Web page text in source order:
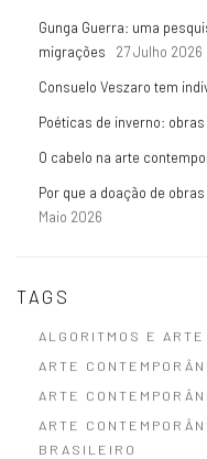
Gunga Guerra: uma
migrações
27 Julho 2026
Consuelo Veszaro tem
Poéticas de inverno:
O cabelo na arte
Por que a doação de
Maio 2026
TAGS
ALGORITMOS E ARTE
ARTE
ARTE
ARTE
BRASILEIRO